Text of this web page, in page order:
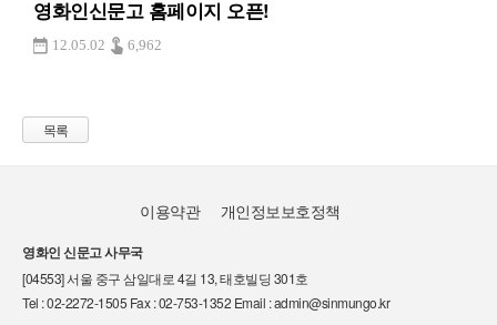
영화인신문고 홈페이지 오픈!
12.05.02 6,962
목록
이용약관 개인정보보호정책
영화인 신문고 사무국
[04553] 서울 중구 삼일대로 4길 13, 태호빌딩 301호
Tel : 02-2272-1505 Fax : 02-753-1352 Email : admin@sinmungo.kr